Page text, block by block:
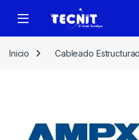
Inicio Cableado